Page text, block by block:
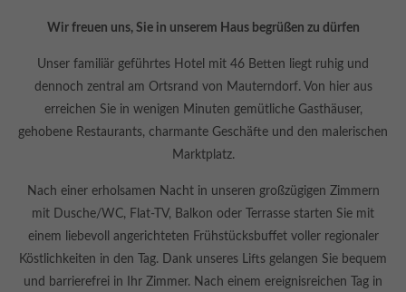
Cybersteel Inc.
376-293 City Road, Suite 600
+44 1234 567 890
Drop us a line
info@yourdomain.com
Wir freuen uns, Sie in unserem Haus begrüßen zu dürfen
Unser familiär geführtes Hotel mit 46 Betten liegt ruhig und
dennoch zentral am Ortsrand von Mauterndorf. Von hier aus
erreichen Sie in wenigen Minuten gemütliche Gasthäuser,
gehobene Restaurants, charmante Geschäfte und den malerischen
Marktplatz.
Nach einer erholsamen Nacht in unseren großzügigen Zimmern
mit Dusche/WC, Flat-TV, Balkon oder Terrasse starten Sie mit
einem liebevoll angerichteten Frühstücksbuffet voller regionaler
Köstlichkeiten in den Tag. Dank unseres Lifts gelangen Sie bequem
und barrierefrei in Ihr Zimmer. Nach einem ereignisreichen Tag in